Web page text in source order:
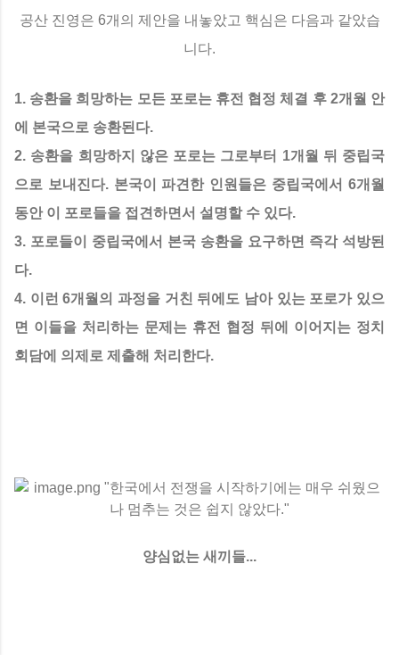
공산 진영은 6개의 제안을 내놓았고 핵심은 다음과 같았습
니다.
1. 송환을 희망하는 모든 포로는 휴전 협정 체결 후 2개월 안
에 본국으로 송환된다.
2. 송환을 희망하지 않은 포로는 그로부터 1개월 뒤 중립국
으로 보내진다. 본국이 파견한 인원들은 중립국에서 6개월
동안 이 포로들을 접견하면서 설명할 수 있다.
3. 포로들이 중립국에서 본국 송환을 요구하면 즉각 석방된
다.
4. 이런 6개월의 과정을 거친 뒤에도 남아 있는 포로가 있으
면 이들을 처리하는 문제는 휴전 협정 뒤에 이어지는 정치
회담에 의제로 제출해 처리한다.
양심없는 새끼들...